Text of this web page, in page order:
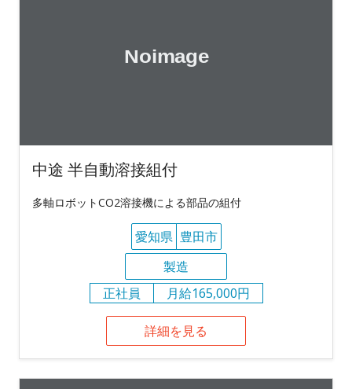
中途 半自動溶接組付
多軸ロボットCO2溶接機による部品の組付
愛知県 豊田市
製造
正社員
月給165,000円
詳細を見る